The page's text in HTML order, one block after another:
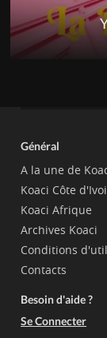
Général
A la une de
Koaci Côte
Koaci Afrique
Archives Koaci
Conditions
Contacts
Besoin d'aide ?
Se Connecter